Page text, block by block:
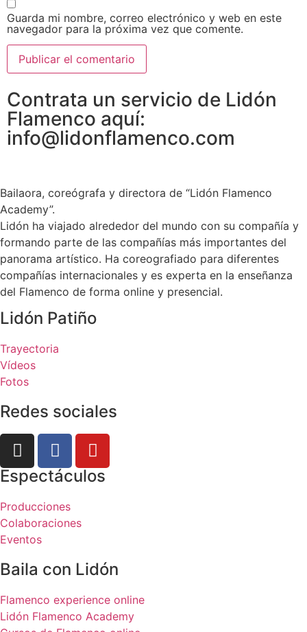
Guarda mi nombre, correo electrónico y web en este
navegador para la próxima vez que comente.
Contrata un servicio de Lidón
Flamenco aquí:
info@lidonflamenco.com
Bailaora, coreógrafa y directora de “Lidón Flamenco
Academy”.
Lidón ha viajado alrededor del mundo con su compañía y
formando parte de las compañías más importantes del
panorama artístico. Ha coreografiado para diferentes
compañías internacionales y es experta en la enseñanza
del Flamenco de forma online y presencial.
Lidón Patiño
Trayectoria
Vídeos
Fotos
Redes sociales
Espectáculos
Producciones
Colaboraciones
Eventos
Baila con Lidón
Flamenco experience online
Lidón Flamenco Academy